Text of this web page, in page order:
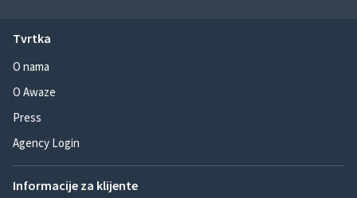
Tvrtka
O nama
O Awaze
Press
Agency Login
Informacije za klijente